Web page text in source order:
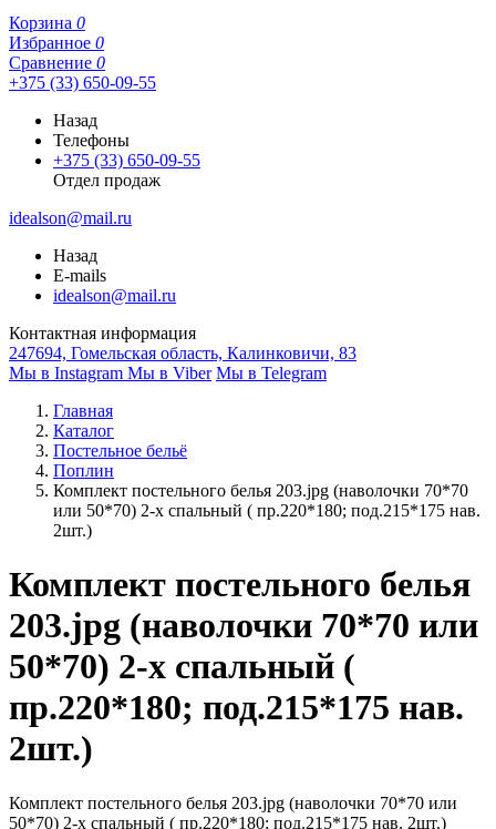
Корзина 0
Избранное 0
Сравнение 0
+375 (33) 650-09-55
Назад
Телефоны
+375 (33) 650-09-55
Отдел продаж
idealson@mail.ru
Назад
E-mails
idealson@mail.ru
Контактная информация
247694, Гомельская область, Калинковичи, 83
Мы в Instagram Мы в Viber Мы в Telegram
Главная
Каталог
Постельное бельё
Поплин
Комплект постельного белья 203.jpg (наволочки 70*70
или 50*70) 2-х спальный ( пр.220*180; под.215*175 нав.
2шт.)
Комплект постельного белья
203.jpg (наволочки 70*70 или
50*70) 2-х спальный (
пр.220*180; под.215*175 нав.
2шт.)
Комплект постельного белья 203.jpg (наволочки 70*70 или
50*70) 2-х спальный ( пр.220*180; под.215*175 нав. 2шт.)